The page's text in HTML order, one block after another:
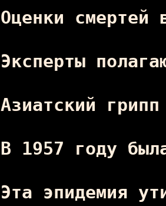
Оценки
Эксперты
Азиатский
В 1957 году
Эта эпидемия